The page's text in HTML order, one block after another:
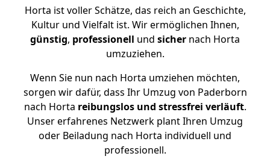
Horta ist voller Schätze, das reich an Geschichte,
Kultur und Vielfalt ist. Wir ermöglichen Ihnen,
günstig, professionell und sicher nach Horta
umzuziehen.
Wenn Sie nun nach Horta umziehen möchten,
sorgen wir dafür, dass Ihr Umzug von Paderborn
nach Horta reibungslos und stressfrei verläuft.
Unser erfahrenes Netzwerk plant Ihren Umzug
oder Beiladung nach Horta individuell und
professionell.